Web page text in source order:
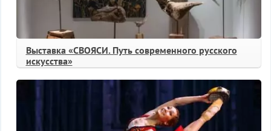
Выставка «СВОЯСИ. Путь современного русского
искусства»